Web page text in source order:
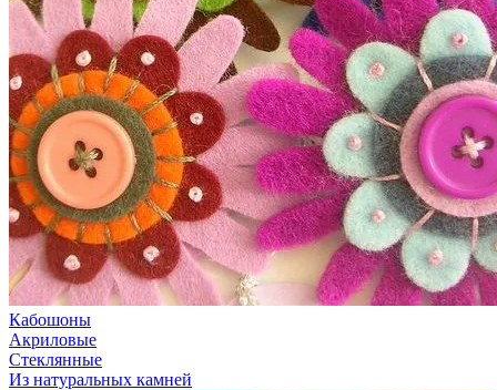
Кабошоны
Акриловые
Стеклянные
Из натуральных камней